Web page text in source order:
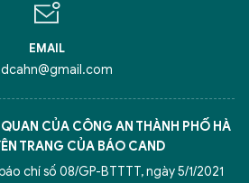
EMAIL
CỦA CÔNG AN THÀNH PHỐ HÀ
TRANG CỦA BÁO CAND
chí số 08/GP-BTTTT, ngày 5/1/2021